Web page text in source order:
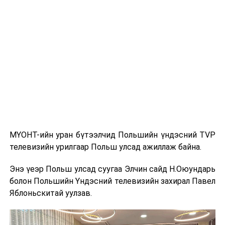
Энэхүү арга хэмжээ нь Монгол Улсыг олон улсад
сурталчлах, хил дамнасан аялал жуулчлалын хамтын
урсгалыг нэмэгдүүлэхэд чухал ач холбогдолтой юм.
МҮОНТ-ийн уран бүтээлчид Польшийн үндэсний TVP
телевизийн урилгаар Польш улсад ажиллаж байна.
Энэ үеэр Польш улсад суугаа Элчин сайд Н.Оюундарь
болон Польшийн Үндэсний телевизийн захирал Павел
Яблоньскитай уулзав.